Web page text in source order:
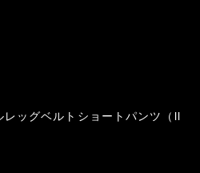
ッグベルトショートパンツ（ll